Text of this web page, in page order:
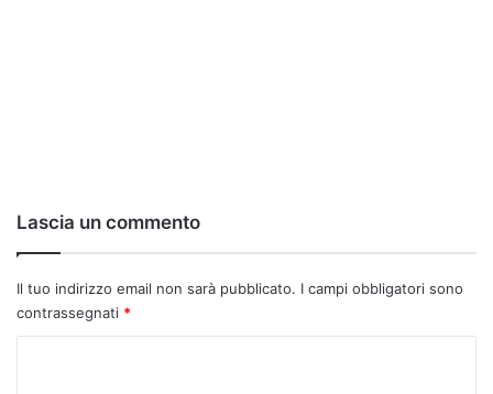
Lascia un commento
Il tuo indirizzo email non sarà pubblicato. I campi obbligatori sono
contrassegnati *